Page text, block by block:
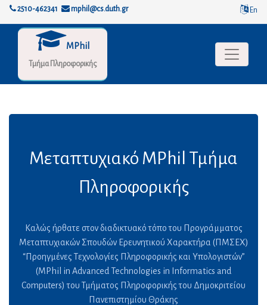
2510-462341 mphil@cs.duth.gr En
Toggle
MPhil
Τμήμα Πληροφορικής
Μεταπτυχιακό MPhil Τμήμα
Πληροφορικής
Καλώς ήρθατε στον διαδικτυακό τόπο του Προγράμματος
Μεταπτυχιακών Σπουδών Ερευνητικού Χαρακτήρα (ΠΜΣΕΧ)
“Προηγμένες Τεχνολογίες Πληροφορικής και Υπολογιστών”
(MPhil in Advanced Technologies in Informatics and
Computers) του Τμήματος Πληροφορικής του Δημοκριτείου
Πανεπιστημίου Θράκης